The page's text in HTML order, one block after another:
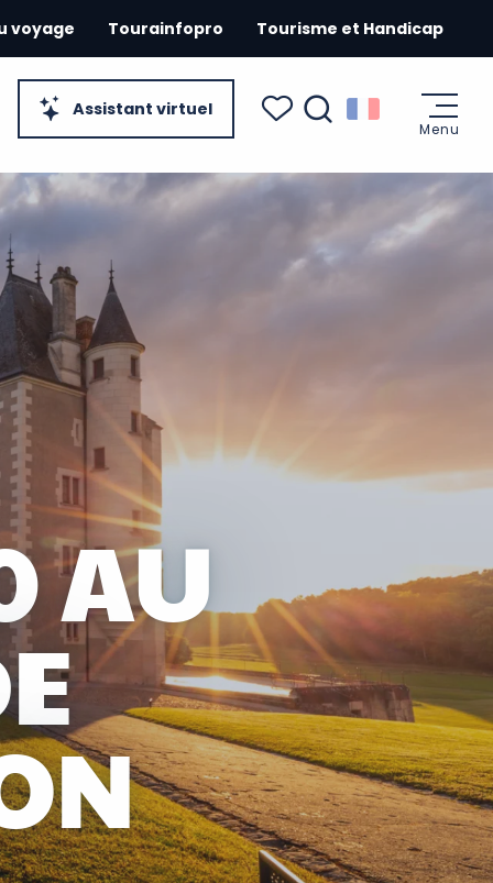
Assistant virtuel
voyage Tourainfopro Tourisme et Handicap
Menu
AU